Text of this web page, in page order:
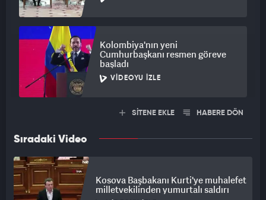
Kolombiya'nın yeni
Cumhurbaşkanı resmen göreve
başladı
VIDEOYU İZLE
SİTENE EKLE HABERE DÖN
Sıradaki Video
Kosova Başbakanı Kurti'ye muhalefet
milletvekilinden yumurtalı saldırı